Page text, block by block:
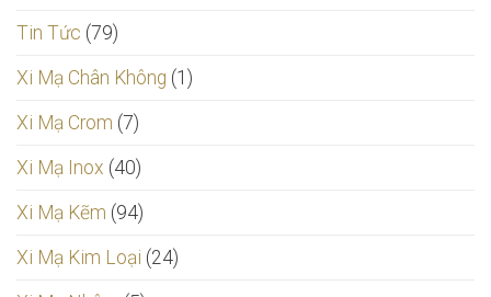
Tin Tức (79)
Xi Mạ Chân Không (1)
Xi Mạ Crom (7)
Xi Mạ Inox (40)
Xi Mạ Kẽm (94)
Xi Mạ Kim Loại (24)